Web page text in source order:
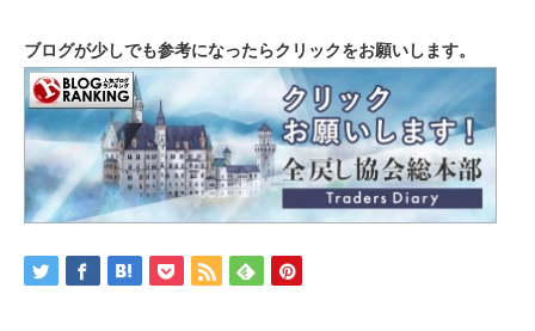
ブログが少しでも参考になったらクリックをお願いします。